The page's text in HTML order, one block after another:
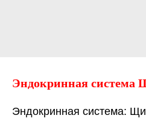
Эндокринная система
Эндокринная система: